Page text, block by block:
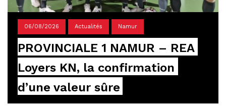
06/08/2026 Actualités Namur
PROVINCIALE 1 NAMUR – REA
Loyers KN, la confirmation
d’une valeur sûre